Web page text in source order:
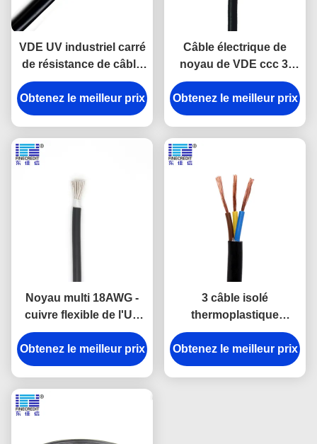
VDE UV industriel carré
de résistance de câble
électrique de H03VV-
F/RVV 3 * 0,5
Obtenez le meilleur prix
Câble électrique de
noyau de VDE ccc 3,
câbles électriques de
PVC de H03VV-F
H05VV-F
Obtenez le meilleur prix
Noyau multi 18AWG -
cuivre flexible de l'UL
2464 industriels du
câble 26AWG électrique
Obtenez le meilleur prix
3 câble isolé
thermoplastique
d'A.W.G. du conducteur
10, fil industriel de
SJT/SJTW 500 pi
Obtenez le meilleur prix